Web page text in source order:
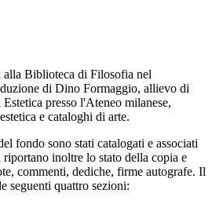
Biblioteca di Filosofia nel
di Dino Formaggio, allievo di
presso l'Ateneo milanese,
e cataloghi di arte.
fondo sono stati catalogati e associati
riportano inoltre lo stato della copia e
commenti, dediche, firme autografe. Il
seguenti quattro sezioni: